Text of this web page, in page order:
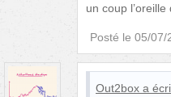
un coup
Posté le 05/07/
Out2box a